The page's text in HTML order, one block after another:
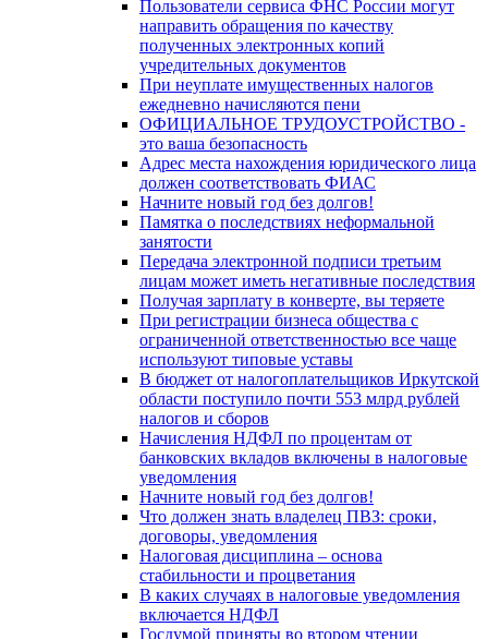
Пользователи сервиса ФНС России могут
направить обращения по качеству
полученных электронных копий
учредительных документов
При неуплате имущественных налогов
ежедневно начисляются пени
ОФИЦИАЛЬНОЕ ТРУДОУСТРОЙСТВО -
это ваша безопасность
Адрес места нахождения юридического лица
должен соответствовать ФИАС
Начните новый год без долгов!
Памятка о последствиях неформальной
занятости
Передача электронной подписи третьим
лицам может иметь негативные последствия
Получая зарплату в конверте, вы теряете
При регистрации бизнеса общества с
ограниченной ответственностью все чаще
используют типовые уставы
В бюджет от налогоплательщиков Иркутской
области поступило почти 553 млрд рублей
налогов и сборов
Начисления НДФЛ по процентам от
банковских вкладов включены в налоговые
уведомления
Начните новый год без долгов!
Что должен знать владелец ПВЗ: сроки,
договоры, уведомления
Налоговая дисциплина – основа
стабильности и процветания
В каких случаях в налоговые уведомления
включается НДФЛ
Госдумой приняты во втором чтении